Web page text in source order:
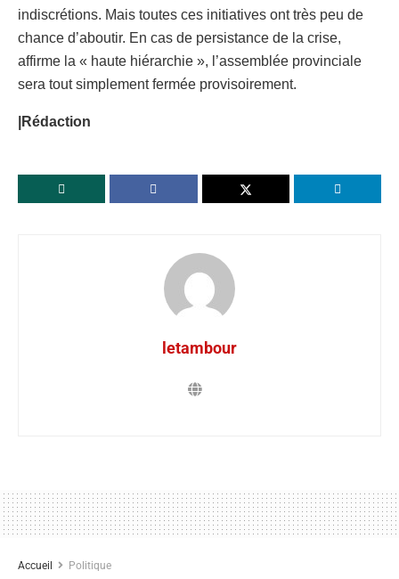
indiscrétions. Mais toutes ces initiatives ont très peu de
chance d’aboutir. En cas de persistance de la crise,
affirme la « haute hiérarchie », l’assemblée provinciale
sera tout simplement fermée provisoirement.
|Rédaction
letambour
Accueil Politique